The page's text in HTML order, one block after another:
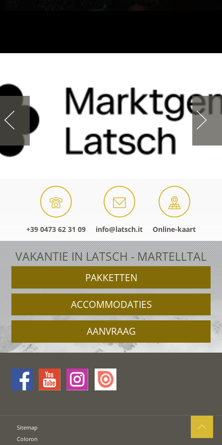
+39 0473 62 31 09 info@latsch.it Online-kaart
VAKANTIE IN LATSCH - MARTELLTAL
PAKKETTEN
ACCOMMODATIES
AANVRAAG
Sitemap
Coloron